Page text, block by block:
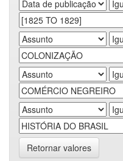
Retornar valores